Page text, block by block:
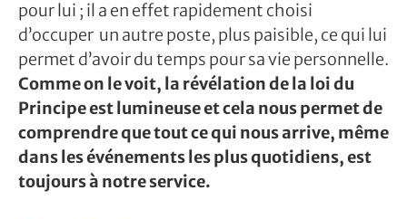
pour lui ; il a en effet rapidement choisi
d’occuper un autre poste, plus paisible, ce qui lui
permet d’avoir du temps pour sa vie personnelle.
Comme on le voit, la révélation de la loi du
Principe est lumineuse et cela nous permet de
comprendre que tout ce qui nous arrive, même
dans les événements les plus quotidiens, est
toujours à notre service.